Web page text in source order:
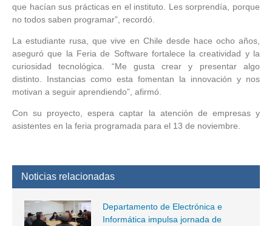
que hacían sus prácticas en el instituto. Les sorprendía, porque
no todos saben programar”, recordó.
La estudiante rusa, que vive en Chile desde hace ocho años,
aseguró que la Feria de Software fortalece la creatividad y la
curiosidad tecnológica. “Me gusta crear y presentar algo
distinto. Instancias como esta fomentan la innovación y nos
motivan a seguir aprendiendo”, afirmó.
Con su proyecto, espera captar la atención de empresas y
asistentes en la feria programada para el 13 de noviembre.
Noticias relacionadas
Departamento de Electrónica e
Informática impulsa jornada de